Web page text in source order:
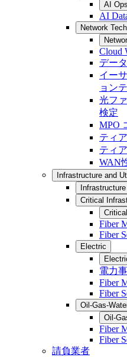
AI Ops
AI
Network
Cloud
デー
イー
ョン
光フ
検定
MPO
ティ
ティ
WAN
Infrastructure and
Critical
Fiber
Fiber
Electric
電力
Fiber
Fiber
Oil-Gas-
Oil-
Fiber
Fiber
請負業者